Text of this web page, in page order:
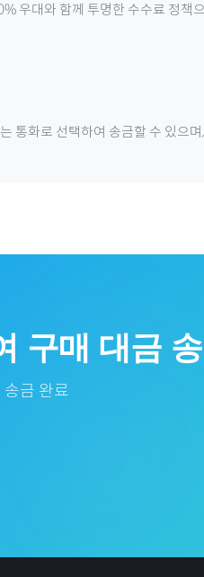
우대와 함께 투명한 수수료 정책으
통화로 선택하여 송금할 수 있으며,
구매 대금
금 완료